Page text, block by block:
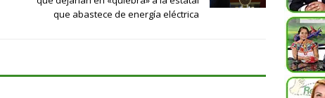
que abastece de energía eléctrica